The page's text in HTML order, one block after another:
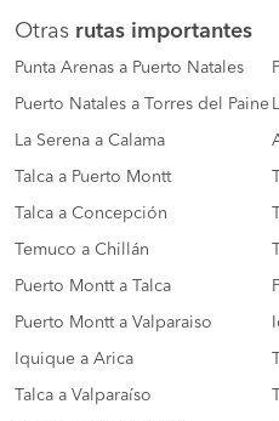
Otras rutas importantes
Punta Arenas a Puerto Natales
Puerto Natales a Torres del Paine
La Serena a Calama
Talca a Puerto Montt
Talca a Concepción
Temuco a Chillán
Puerto Montt a Talca
Puerto Montt a Valparaiso
Iquique a Arica
Talca a Valparaíso